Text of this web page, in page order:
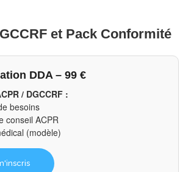
et Pack Conformité
DDA – 99 €
/ DGCCRF :
besoins
conseil ACPR
(modèle)